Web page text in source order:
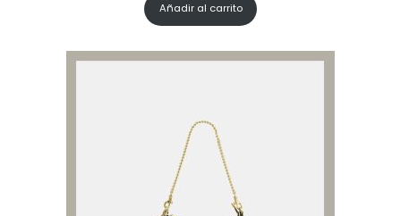
Añadir al carrito